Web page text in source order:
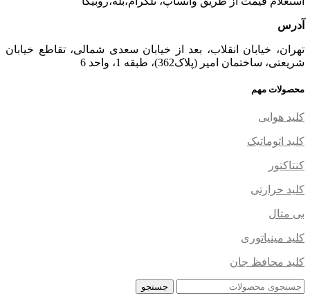
آدرس
تهران، خیابان انقلاب، بعد از خیابان سعدی شمالی، تقاطع خیابان
شریعتی، ساختمان امیر (پلاک362)، طبقه 1، واحد 6
محصولات مهم
کلید هوایی
کلید اتوماتیک
کنتاکتور
کلید حرارتی
بی متال
کلید مینیاتوری
کلید محافظ جان
جستجو